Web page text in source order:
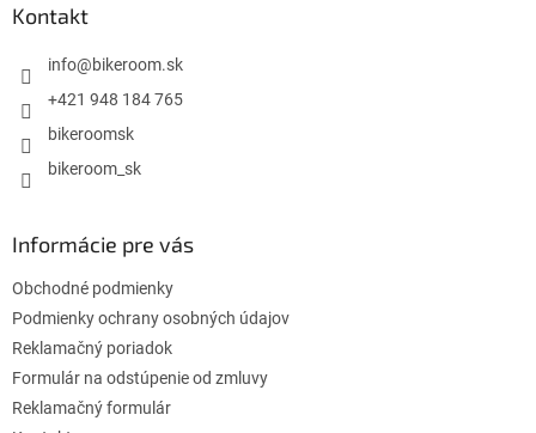
Kontakt
info@bikeroom.sk
+421 948 184 765
bikeroomsk
bikeroom_sk
Informácie pre vás
Obchodné podmienky
Podmienky ochrany osobných údajov
Reklamačný poriadok
Formulár na odstúpenie od zmluvy
Reklamačný formulár